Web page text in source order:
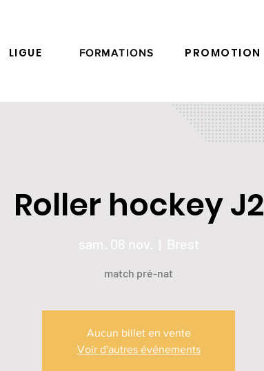
LIGUE FORMATIONS PROMOTION
Roller hockey J2
sam. 08 nov.
  |
Brest
match pré-nat
Aucun billet en vente
Voir d'autres événements